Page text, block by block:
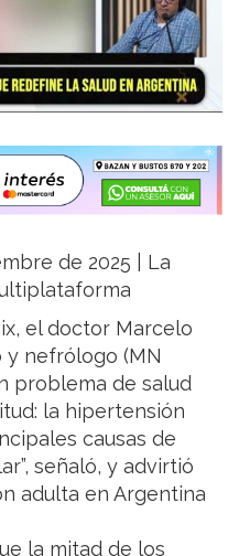
de 2025 | La
el doctor Marcelo
y nefrólogo (MN
problema de salud
la hipertensión
causas de
señaló, y advirtió
adulta en Argentina
la mitad de los